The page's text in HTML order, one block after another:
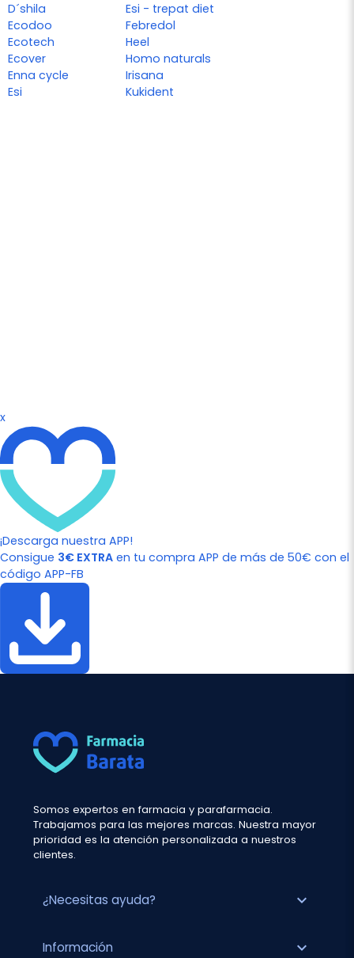
D´shila
Ecodoo
Ecotech
Ecover
Enna cycle
Esi
Esi - trepat diet
Febredol
Heel
Homo naturals
Irisana
Kukident
x
¡Descarga nuestra APP!
Consigue 3€ EXTRA en tu compra APP de más de 50€ con el
código APP-FB
Somos expertos en farmacia y parafarmacia.
Trabajamos para las mejores marcas. Nuestra mayor
prioridad es la atención personalizada a nuestros
clientes.
¿Necesitas ayuda? expand_more
Información expand_more